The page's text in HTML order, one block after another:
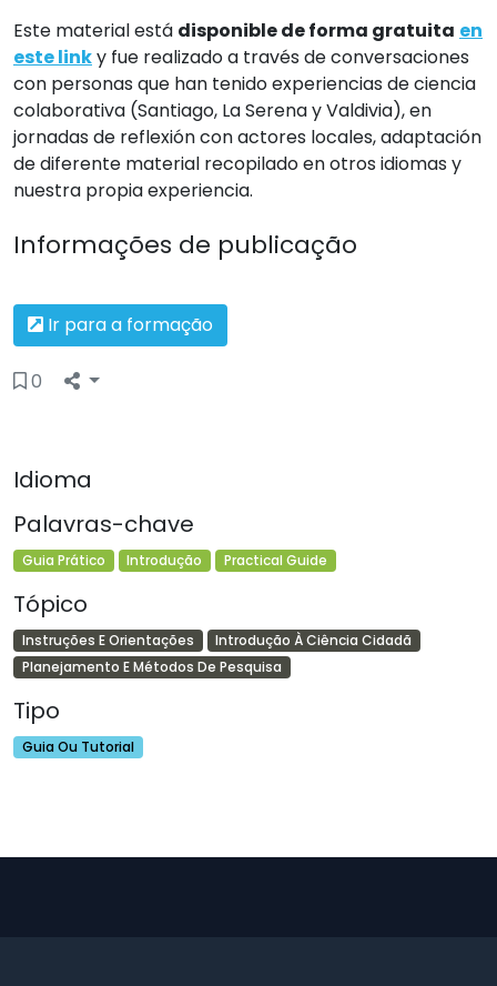
Este material está disponible de forma gratuita en
este linky fue realizado a través de conversaciones
con personas que han tenido experiencias de ciencia
colaborativa (Santiago, La Serena y Valdivia), en
jornadas de reflexión con actores locales, adaptación
de diferente material recopilado en otros idiomas y
nuestra propia experiencia.
Informações de publicação
Ir para a formação
0
Idioma
Palavras-chave
Guia Prático Introdução Practical Guide
Tópico
Instruções E Orientações
Introdução À Ciência Cidadã
Planejamento E Métodos De Pesquisa
Tipo
Guia Ou Tutorial